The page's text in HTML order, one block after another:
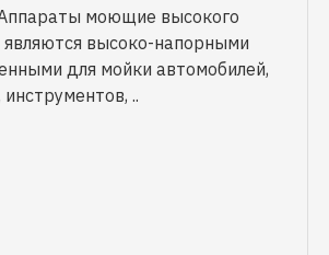
моющие высокого
являются высоко-напорными
для мойки автомобилей,
..